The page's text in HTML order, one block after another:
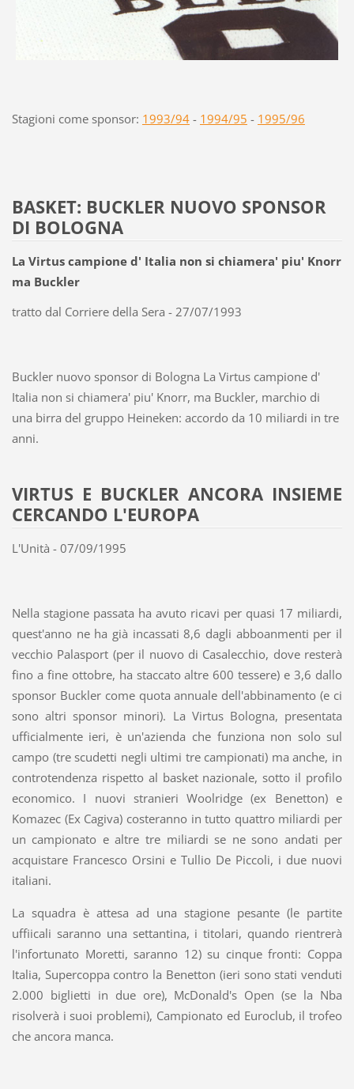
Stagioni come sponsor: 1993/94- 1994/95 - 1995/96
BASKET: BUCKLER NUOVO SPONSOR
DI BOLOGNA
La Virtus campione d' Italia non si chiamera' piu' Knorr
ma Buckler
tratto dal Corriere della Sera - 27/07/1993
Buckler nuovo sponsor di Bologna La Virtus campione d'
Italia non si chiamera' piu' Knorr, ma Buckler, marchio di
una birra del gruppo Heineken: accordo da 10 miliardi in tre
anni.
VIRTUS E BUCKLER ANCORA INSIEME
CERCANDO L'EUROPA
L'Unità - 07/09/1995
Nella stagione passata ha avuto ricavi per quasi 17 miliardi,
quest'anno ne ha già incassati 8,6 dagli abboanmenti per il
vecchio Palasport (per il nuovo di Casalecchio, dove resterà
fino a fine ottobre, ha staccato altre 600 tessere) e 3,6 dallo
sponsor Buckler come quota annuale dell'abbinamento (e ci
sono altri sponsor minori). La Virtus Bologna, presentata
ufficialmente ieri, è un'azienda che funziona non solo sul
campo (tre scudetti negli ultimi tre campionati) ma anche, in
controtendenza rispetto al basket nazionale, sotto il profilo
economico. I nuovi stranieri Woolridge (ex Benetton) e
Komazec (Ex Cagiva) costeranno in tutto quattro miliardi per
un campionato e altre tre miliardi se ne sono andati per
acquistare Francesco Orsini e Tullio De Piccoli, i due nuovi
italiani.
La squadra è attesa ad una stagione pesante (le partite
uffiicali saranno una settantina, i titolari, quando rientrerà
l'infortunato Moretti, saranno 12) su cinque fronti: Coppa
Italia, Supercoppa contro la Benetton (ieri sono stati venduti
2.000 biglietti in due ore), McDonald's Open (se la Nba
risolverà i suoi problemi), Campionato ed Euroclub, il trofeo
che ancora manca.